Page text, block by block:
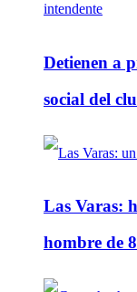
Detienen a
social del
Las Varas:
hombre de